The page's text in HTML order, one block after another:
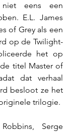
eens een
E.L. James
of Grey als een
op de Twilight-
het op
titel Master of
dat verhaal
besloot ze het
trilogie.
Serge